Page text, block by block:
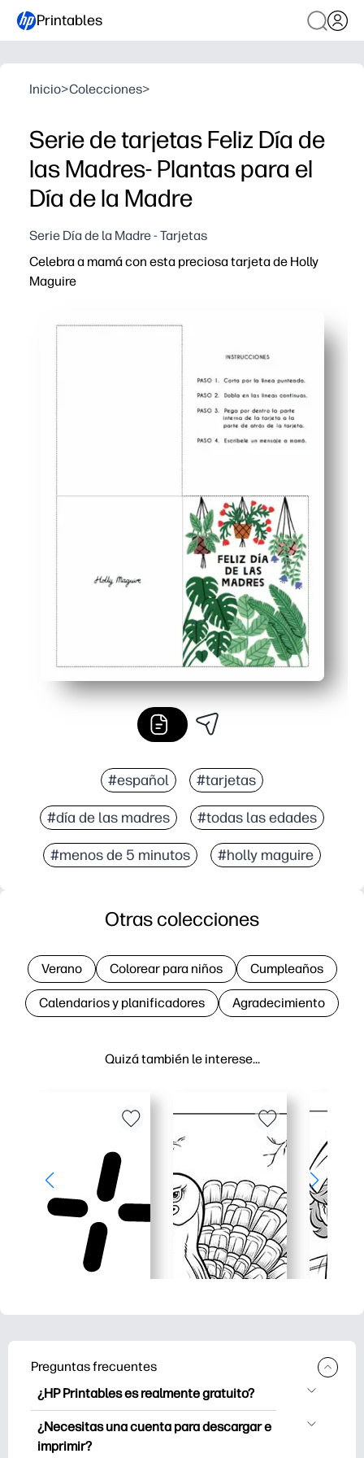
Printables
Inicio>Colecciones>
Serie de tarjetas Feliz Día de
las Madres- Plantas para el
Día de la Madre
Serie Día de la Madre - Tarjetas
Celebra a mamá con esta preciosa tarjeta de Holly
Maguire
Los niños participan: añada una nota sincera, dibujos
Destaca el arte hermoso: la ilustración de Holly
Fácil de montar: se imprime en carta o A4, se pliega y
#español #tarjetas
#día de las madres #todas las edades
#menos de 5 minutos #holly maguire
Quizá también le interese…
Otras colecciones
Verano Colorear para niños Cumpleaños
Calendarios y planificadores Agradecimiento
Preguntas frecuentes
¿HP Printables es realmente gratuito?
HP Printables ofrece más de 2500
imprimibles gratuitos para descargar e
¿Necesitas una cuenta para descargar e
imprimir?